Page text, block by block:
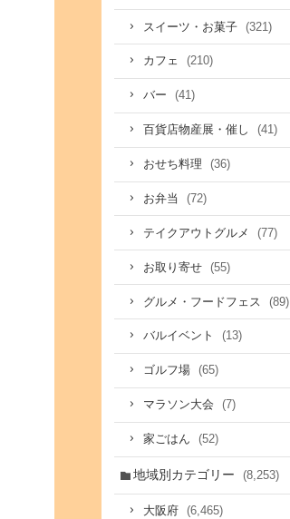
スイーツ・お菓子 (321)
カフェ (210)
バー (41)
百貨店物産展・催し (41)
おせち料理 (36)
お弁当 (72)
テイクアウトグルメ (77)
お取り寄せ (55)
グルメ・フードフェス (89)
バルイベント (13)
ゴルフ場 (65)
マラソン大会 (7)
家ごはん (52)
地域別カテゴリー (8,253)
大阪府 (6,465)